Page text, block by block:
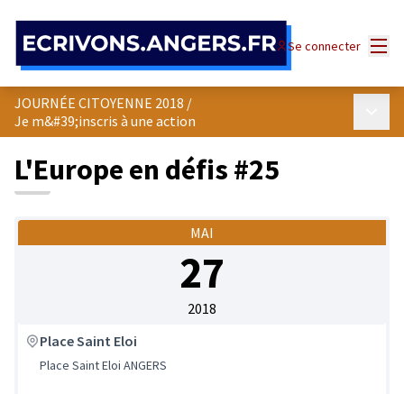
Se connecter
JOURNÉE CITOYENNE 2018 /
Je m&#39;inscris à une action
L'Europe en défis #25
MAI
27
2018
Place Saint Eloi
Place Saint Eloi ANGERS